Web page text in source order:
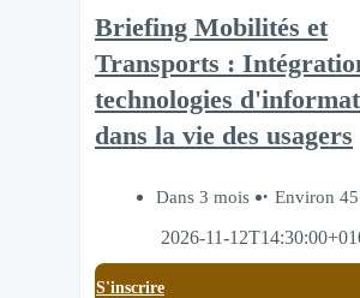
Briefing Mobilités et
Transports :
technologies
dans la vie des usagers
Dans 3 mois
Environ
2026-11-
S'inscrire